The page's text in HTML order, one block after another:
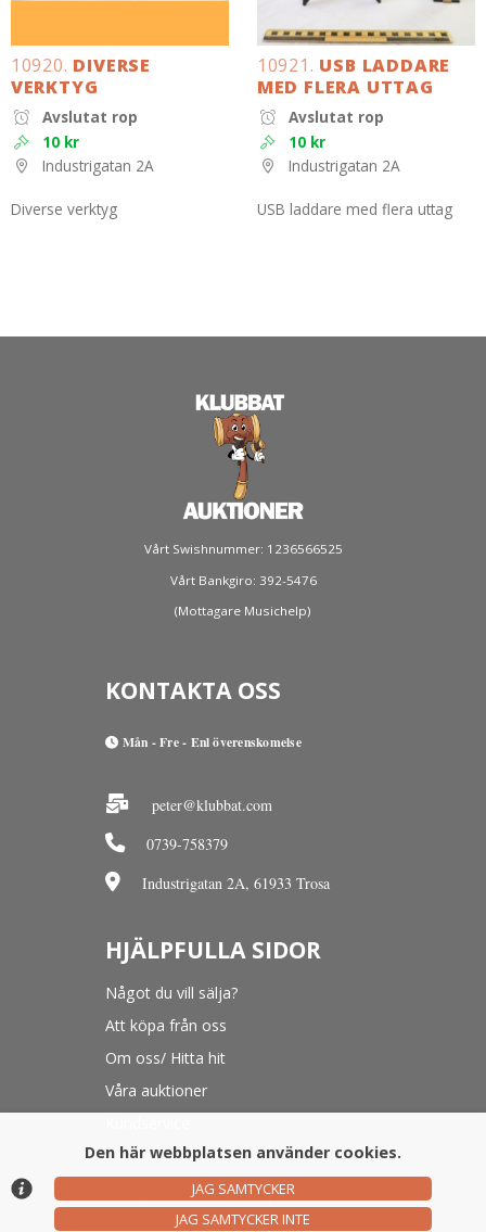
10920. DIVERSE
VERKTYG
Avslutat rop
10 kr
Industrigatan 2A
Diverse verktyg
10921. USB LADDARE
MED FLERA UTTAG
Avslutat rop
10 kr
Industrigatan 2A
USB laddare med flera uttag
Vårt Swishnummer: 1236566525
Vårt Bankgiro: 392-5476
(Mottagare Musichelp)
KONTAKTA OSS
Mån - Fre - Enl överenskomelse
peter@klubbat.com
0739-758379
Industrigatan 2A, 61933 Trosa
HJÄLPFULLA SIDOR
Något du vill sälja?
Att köpa från oss
Om oss/ Hitta hit
Våra auktioner
© Argonova Auktionsplattform 2026
Den här webbplatsen använder cookies.
JAG SAMTYCKER
JAG SAMTYCKER INTE